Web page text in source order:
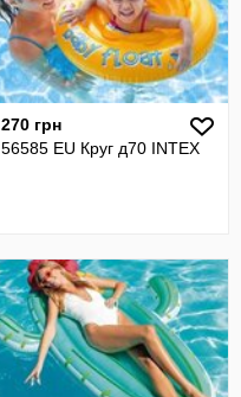
270 грн
56585 EU Круг д70 INTEX